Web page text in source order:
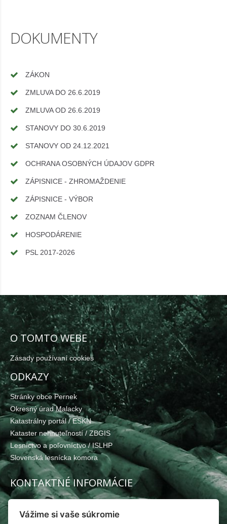
DOKUMENTY
ZÁKON
ZMLUVA DO 26.6.2019
ZMLUVA OD 26.6.2019
STANOVY DO 30.6.2019
STANOVY OD 24.12.2021
OCHRANA OSOBNÝCH ÚDAJOV GDPR
ZÁPISNICE - ZHROMAŽDENIE
ZÁPISNICE - VÝBOR
ZOZNAM ČLENOV
HOSPODÁRENIE
PSL 2017-2026
O TOMTO WEBE
Zásady používaní cookies
ODKAZY
Stránky obce Pernek
Okresný úrad Malacky
Katastrálny portál / ESKN
Kataster nehnuteľností / ZBGIS
Lesníctvo a poľovníctvo / ISLHP
Slovenská lesnícka komora
KONTAKTNÉ INFORMÁCIE
Pernek 48, 900 53 Pernek
Vážime si vaše súkromie